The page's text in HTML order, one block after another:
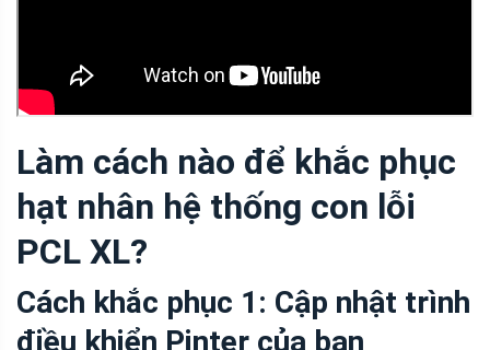
Làm cách nào để khắc phục
hạt nhân hệ thống con lỗi
PCL XL?
Cách khắc phục 1: Cập nhật trình
điều khiển Pinter của bạn